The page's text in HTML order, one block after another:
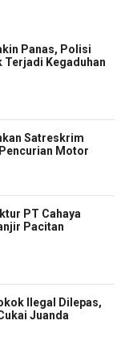
Panas, Polisi
Terjadi Kegaduhan
Satreskrim
Motor
PT Cahaya
Pacitan
Ilegal Dilepas,
Juanda